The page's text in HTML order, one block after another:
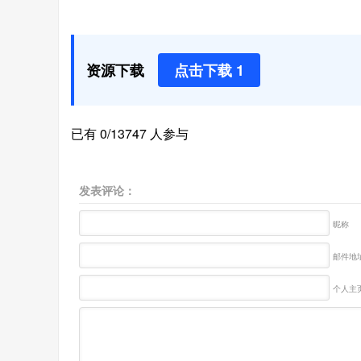
资源下载 点击下载 1
已有 0/13747 人参与
发表评论：
昵称
邮件地
个人主